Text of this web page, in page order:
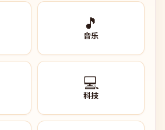
🎵
音乐
💻
科技